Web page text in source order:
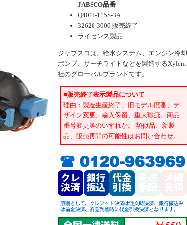
JABSCO品番
Q401J-115S-3A
32620-3000 販売終了
ライセンス製品
ジャブスコは、給水システム、エンジン冷却
ポンプ、サーチライトなどを製造するXylem
社のグローバルブランドです。
■販売終了表示製品について
理由：製造生産終了、旧モデル廃番、デ
ザイン変更、輸入保留、重大瑕疵、商品
番号変更等のいずれか。 類似品、新製
品、販売再開の可能性はお問い合わせ。